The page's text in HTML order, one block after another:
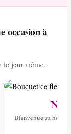
occasion à
le jour même.
Bienvenue au